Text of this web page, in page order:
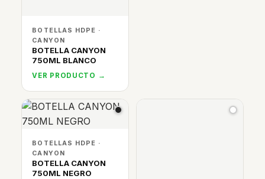
BOTELLAS HDPE ·
CANYON
BOTELLA CANYON
750ML BLANCO
VER PRODUCTO →
BOTELLAS HDPE ·
CANYON
BOTELLA CANYON
750ML NEGRO